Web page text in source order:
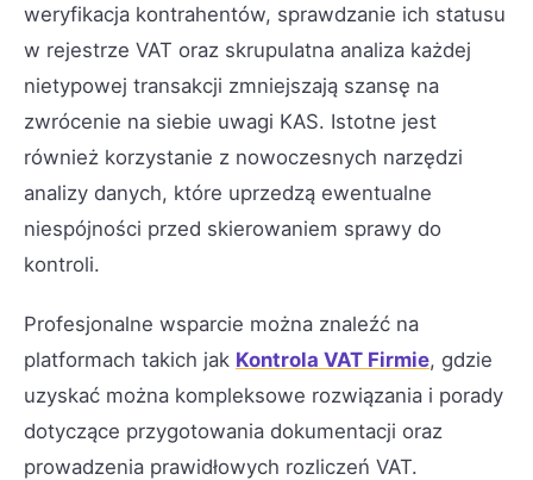
weryfikacja kontrahentów, sprawdzanie ich statusu
w rejestrze VAT oraz skrupulatna analiza każdej
nietypowej transakcji zmniejszają szansę na
zwrócenie na siebie uwagi KAS. Istotne jest
również korzystanie z nowoczesnych narzędzi
analizy danych, które uprzedzą ewentualne
niespójności przed skierowaniem sprawy do
kontroli.
Profesjonalne wsparcie można znaleźć na
platformach takich jak Kontrola VAT Firmie, gdzie
uzyskać można kompleksowe rozwiązania i porady
dotyczące przygotowania dokumentacji oraz
prowadzenia prawidłowych rozliczeń VAT.